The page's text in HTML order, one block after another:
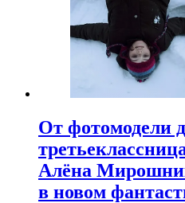
От фотомодели
Алёна
в новом